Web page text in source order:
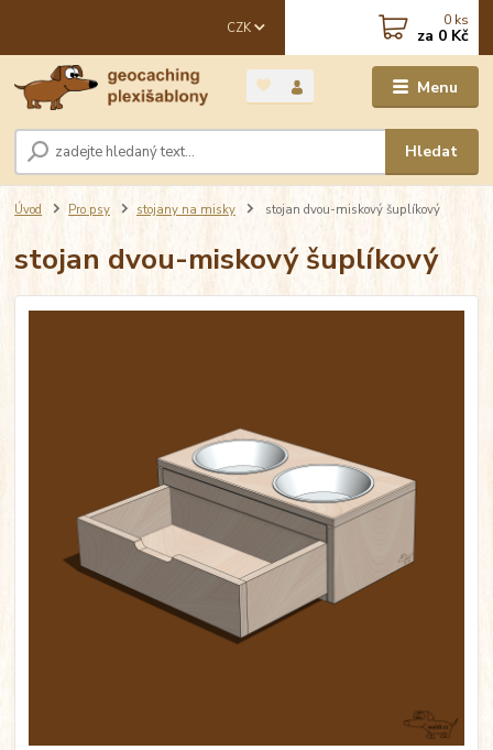
Menu
CZK
Hledat
0 ks
za 0 Kč
Úvod Pro psy stojany na misky stojan dvou-miskový šuplíkový
stojan dvou-miskový šuplíkový